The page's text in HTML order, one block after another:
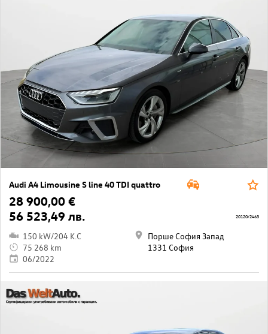
Audi A4 Limousine S line 40 TDI quattro
28 900,00 €
56 523,49 лв.
150 kW/204 K.C
75 268 km
06/2022
Порше София Запад
1331 София
20120/2463